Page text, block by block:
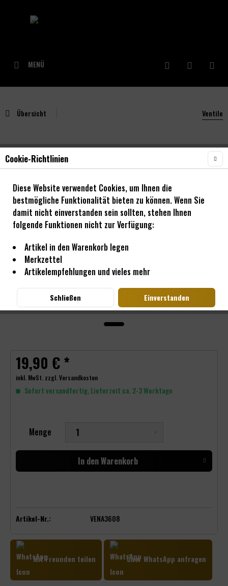
MENÜ
Übersicht Ventile
NOA Tubeless-Ventile gold 2 Stk.
19,90 € *
inkl. MwSt. zzgl. Versandkosten
Sofort versandfertig, Lieferzeit ca. 2-3 Werktage
Menge
In denWarenkorb
Artikel-Nr.: VENA3608
Mit Freunden teilen Über WhatsApp anfragen
Cookie-Richtlinien
Diese Website verwendet Cookies, um Ihnen die
bestmögliche Funktionalität bieten zu können. Wenn Sie
damit nicht einverstanden sein sollten, stehen Ihnen
folgende Funktionen nicht zur Verfügung:
Artikel in den Warenkorb legen
Merkzettel
Artikelempfehlungen und vieles mehr
Einverstanden
Schließen